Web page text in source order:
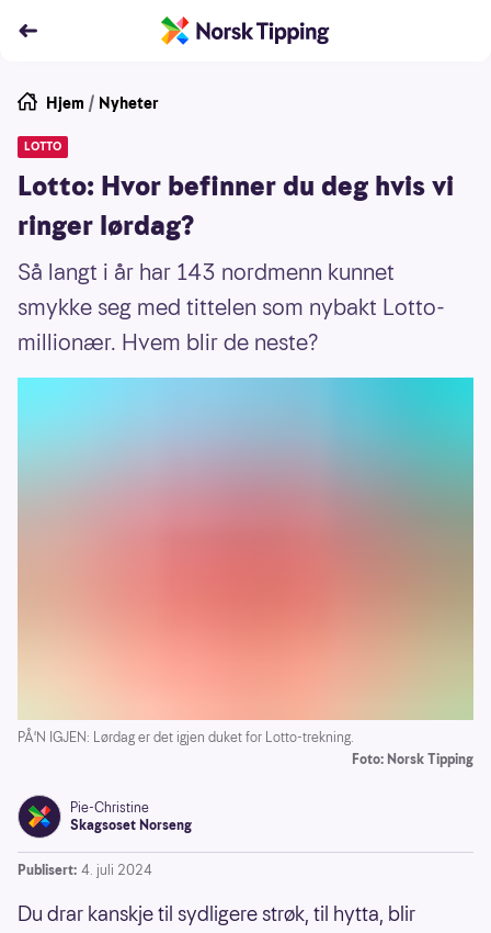
Hjem / Nyheter
LOTTO
Lotto: Hvor befinner du deg hvis vi
ringer lørdag?
Så langt i år har 143 nordmenn kunnet
smykke seg med tittelen som nybakt Lotto-
millionær. Hvem blir de neste?
PÅ'N IGJEN: Lørdag er det igjen duket for Lotto-trekning.
Foto: Norsk Tipping
Pie-Christine
Skagsoset Norseng
Publisert: 4. juli 2024
Du drar kanskje til sydligere strøk, til hytta, blir